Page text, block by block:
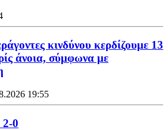
κινδύνου κερδίζουμε 13
άνοια, σύμφωνα με
19:55
0